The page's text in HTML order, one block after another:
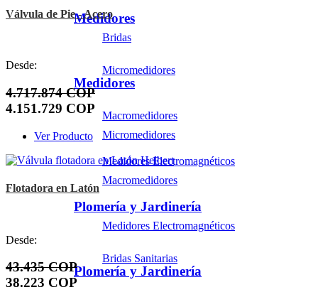
Bridas
Medidores
Micromedidores
Macromedidores
Medidores Electromagnéticos
Plomería y Jardinería
Medidores
Micromedidores
Macromedidores
Medidores Electromagnéticos
Plomería y Jardinería
Bridas Sanitarias
Válvula de Pie - Acero
Desde:
4.717.874 COP
4.151.729 COP
Ver Producto
Flotadora en Latón
Desde:
43.435 COP
38.223 COP